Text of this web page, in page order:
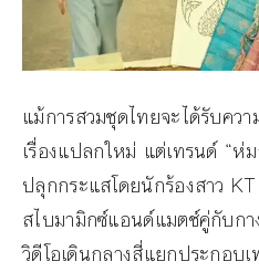
แม้การสวมชุดไทยจะได้รับคว
เรื่องแปลกใหม่ แต่เทรนด์ “ห่
ปลุกกระแสโดยนักร้องสาว
สไบมามิกซ์แอนด์แมตช์คู่กับก
วิดีโอเดินกลางสี่แยกประกอ